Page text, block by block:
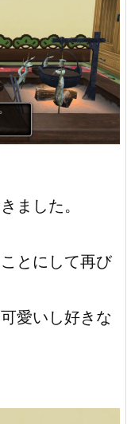
ました。
とにして再び
愛いし好きな